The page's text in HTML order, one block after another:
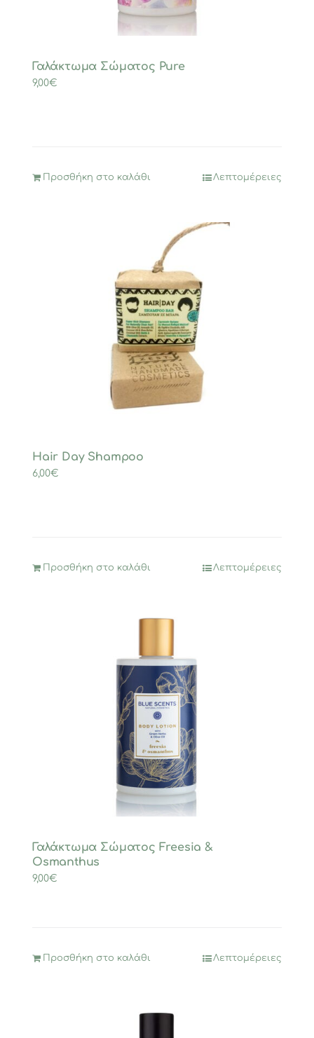
Γαλάκτωμα Σώματος Pure
9,00€
Προσθήκη στο καλάθι Λεπτομέρειες
Hair Day Shampoo
6,00€
Προσθήκη στο καλάθι Λεπτομέρειες
Γαλάκτωμα Σώματος Freesia &
Osmanthus
9,00€
Προσθήκη στο καλάθι Λεπτομέρειες